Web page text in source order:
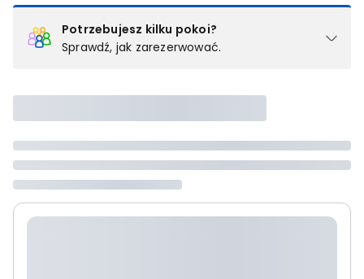
Potrzebujesz kilku pokoi?
Sprawdź, jak zarezerwować.
pokoju (lub apartamencie, willi itd.). Wybierz jedną z ofert z listy
i zarezerwuj ją. Zrób oddzielne rezerwacje dla każdego
kolejnego pokoju lubskontaktuj się z nami,by złożyć
zamówienie u naszego doradcy.
Maksymalna liczba uczestników
maksymalny limit dla 1 pokoju.